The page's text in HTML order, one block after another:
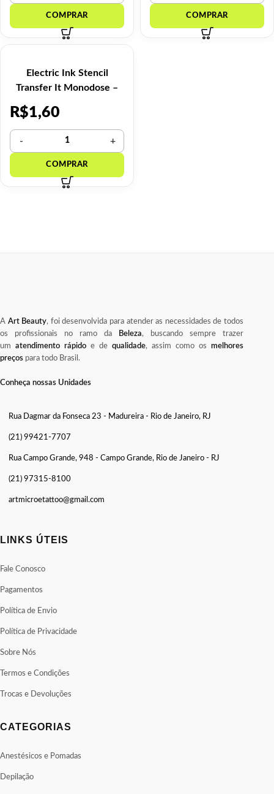
Electric Ink Stencil
Transfer It Monodose –
R$1,60
A Art Beauty, foi desenvolvida para atender as necessidades de todos
os profissionais no ramo da
Beleza, buscando sempre trazer
um atendimento rápido e de qualidade, assim como os melhores
preços para todo Brasil.
Conheça nossas Unidades
Rua Dagmar da Fonseca 23 - Madureira - Rio de Janeiro, RJ
(21) 99421-7707
Rua Campo Grande, 948 - Campo Grande, Rio de Janeiro - RJ
(21) 97315-8100
artmicroetattoo@gmail.com
LINKS ÚTEIS
Fale Conosco
Pagamentos
Política de Envio
Política de Privacidade
Sobre Nós
Termos e Condições
Trocas e Devoluções
CATEGORIAS
Anestésicos e Pomadas
Depilação